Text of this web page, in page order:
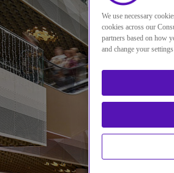
We use necessary
cookies across our
partners based on how
and change your